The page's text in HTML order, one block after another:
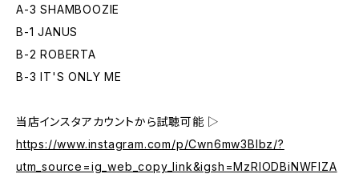
A-3 SHAMBOOZIE
B-1 JANUS
B-2 ROBERTA
B-3 IT'S ONLY ME
当店インスタアカウントから試聴可能 ▷
https://www.instagram.com/p/Cwn6mw3Blbz/?
utm_source=ig_web_copy_link&igsh=MzRlODBiNWFlZA